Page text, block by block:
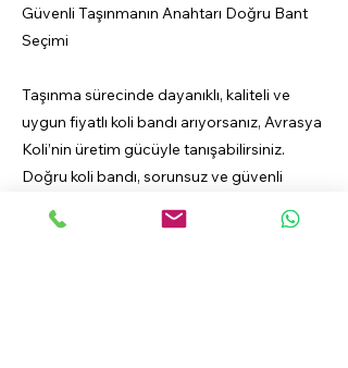
Güvenli Taşınmanın Anahtarı Doğru Bant
Seçimi
Taşınma sürecinde dayanıklı, kaliteli ve
uygun fiyatlı koli bandı arıyorsanız, Avrasya
Koli’nin üretim gücüyle tanışabilirsiniz.
Doğru koli bandı, sorunsuz ve güvenli